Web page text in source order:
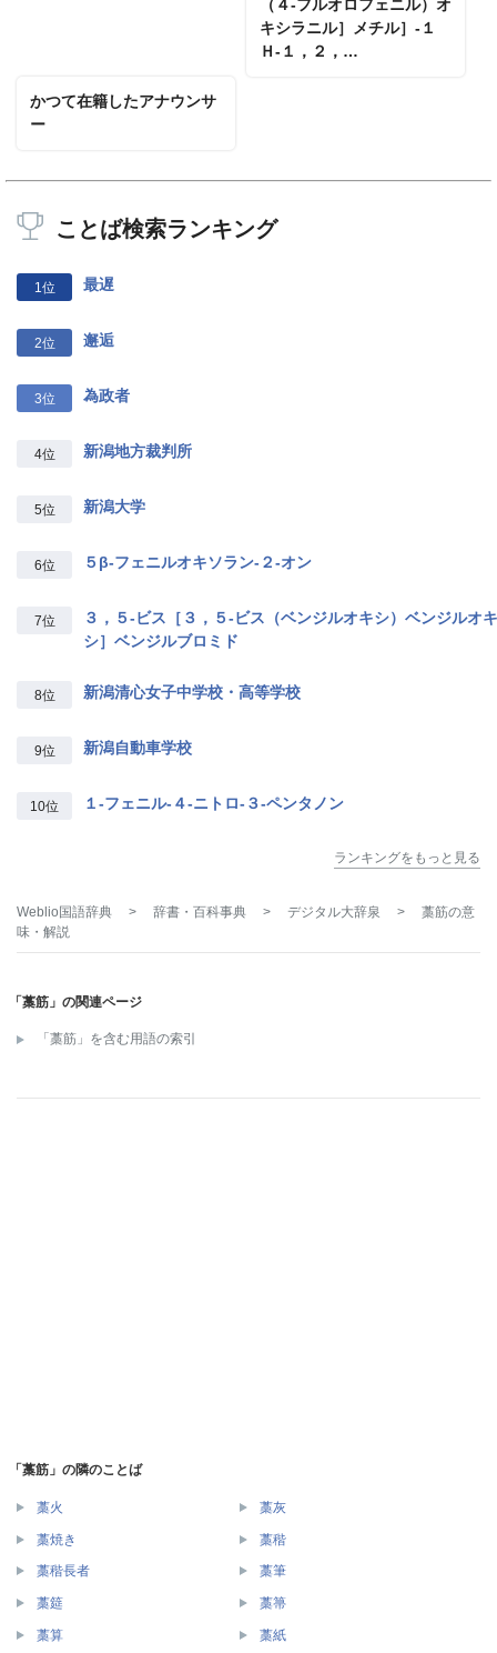
（４‐フルオロフェニル）オ
キシラニル］メチル］‐１
Ｈ‐１，２，…
かつて在籍したアナウンサ
ー
ことば検索ランキング
1位 最遅
2位 邂逅
3位 為政者
4位 新潟地方裁判所
5位 新潟大学
6位 ５β‐フェニルオキソラン‐２‐オン
7位
３，５‐ビス［３，５‐ビス（ベンジルオキシ）ベンジルオキ
シ］ベンジルブロミド
8位 新潟清心女子中学校・高等学校
9位 新潟自動車学校
10位 １‐フェニル‐４‐ニトロ‐３‐ペンタノン
ランキングをもっと見る
Weblio国語辞典 > 辞書・百科事典 > デジタル大辞泉 > 藁筋の意
味・解説
「藁筋」の関連ページ
「藁筋」を含む用語の索引
「藁筋」の隣のことば
藁火 藁灰
藁焼き 藁稭
藁稭長者 藁筆
藁筵 藁箒
藁算 藁紙